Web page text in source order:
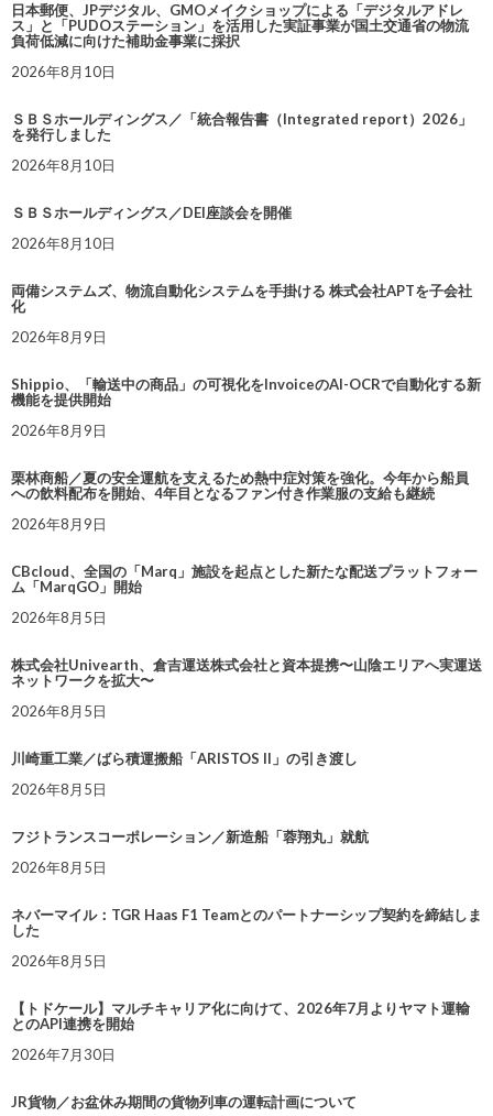
日本郵便、JPデジタル、GMOメイクショップによる「デジタルアドレ
ス」と「PUDOステーション」を活用した実証事業が国土交通省の物流
負荷低減に向けた補助金事業に採択
2026年8月10日
ＳＢＳホールディングス／「統合報告書（Integrated report）2026」
を発行しました
2026年8月10日
ＳＢＳホールディングス／DEI座談会を開催
2026年8月10日
両備システムズ、物流自動化システムを手掛ける 株式会社APTを子会社
化
2026年8月9日
Shippio、「輸送中の商品」の可視化をInvoiceのAI-OCRで自動化する新
機能を提供開始
2026年8月9日
栗林商船／夏の安全運航を支えるため熱中症対策を強化。今年から船員
への飲料配布を開始、4年目となるファン付き作業服の支給も継続
2026年8月9日
CBcloud、全国の「Marq」施設を起点とした新たな配送プラットフォー
ム「MarqGO」開始
2026年8月5日
株式会社Univearth、倉吉運送株式会社と資本提携〜山陰エリアへ実運送
ネットワークを拡大〜
2026年8月5日
川崎重工業／ばら積運搬船「ARISTOS II」の引き渡し
2026年8月5日
フジトランスコーポレーション／新造船「蓉翔丸」就航
2026年8月5日
ネバーマイル：TGR Haas F1 Teamとのパートナーシップ契約を締結しま
した
2026年8月5日
【トドケール】マルチキャリア化に向けて、2026年7月よりヤマト運輸
とのAPI連携を開始
2026年7月30日
JR貨物／お盆休み期間の貨物列車の運転計画について